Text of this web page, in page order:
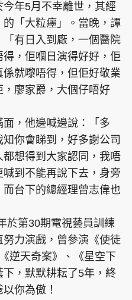
年5月不幸離世，其經
「大粒癦」。當晚，譚
有日入到廠，一個醫院
，佢嗰日演得好好，佢
就嚟唔得，但佢好敬業
廖家爵，大個仔唔好
，他邊喊邊說：「多
你會睇到，好多謝公司
想得到大家認同，我唔
到不能再說下去，身旁
台下的總經理曾志偉也
於第30期電視藝員訓練
力演戲，曾參演《使徒
逆天奇案》、《星空下
，默默耕耘了5年，終
你為傲！